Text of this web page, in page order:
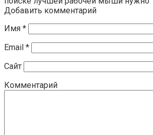
Добавить комментарий
Имя *
Email *
Сайт
Комментарий